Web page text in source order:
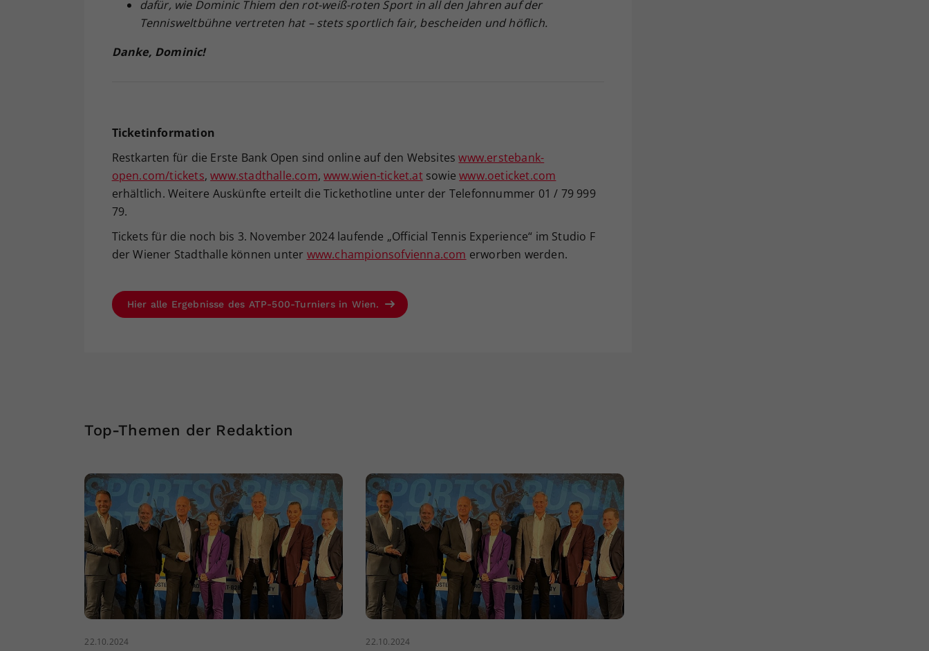
dafür, wie Dominic Thiem den rot-weiß-roten Sport in all den Jahren auf der
Tennisweltbühne vertreten hat – stets sportlich fair, bescheiden und höflich.
Danke, Dominic!
Ticketinformation
Restkarten für die Erste Bank Open sind online auf den Websiteswww.erstebank-
open.com/tickets,www.stadthalle.com,www.wien-ticket.atsowiewww.oeticket.com
erhältlich. Weitere Auskünfte erteilt die Tickethotline unter der Telefonnummer 01 / 79 999
79.
Tickets für die noch bis 3. November 2024 laufende „Official Tennis Experience“ im Studio F
der Wiener Stadthalle können unter www.championsofvienna.com erworben werden.
Hier alle Ergebnisse des ATP-500-Turniers in Wien.
Top-Themen der Redaktion
22.10.2024 22.10.2024